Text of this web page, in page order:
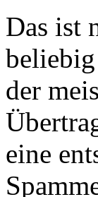
Das ist
der
eine